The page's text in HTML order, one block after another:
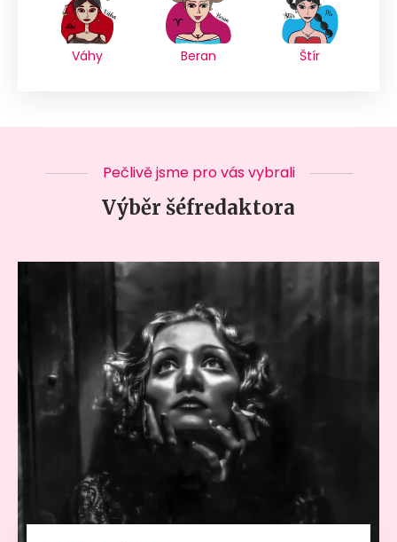
Váhy Beran Štír
Pečlivě jsme pro vás vybrali
Výběr šéfredaktora